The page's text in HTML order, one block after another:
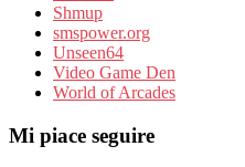
Shmup
smspower.org
Unseen64
Video Game Den
World of Arcades
Mi piace seguire